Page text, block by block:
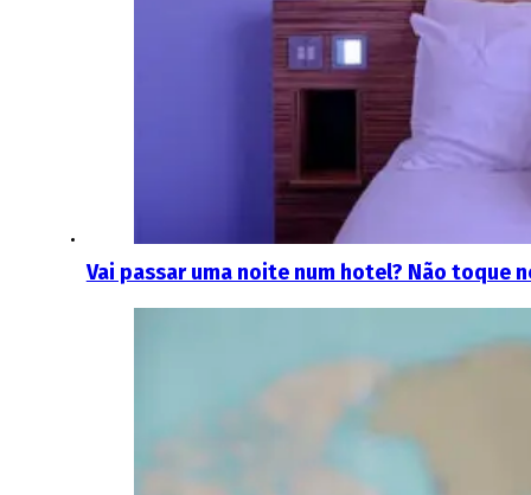
Vai passar uma noite num hotel? Não toque